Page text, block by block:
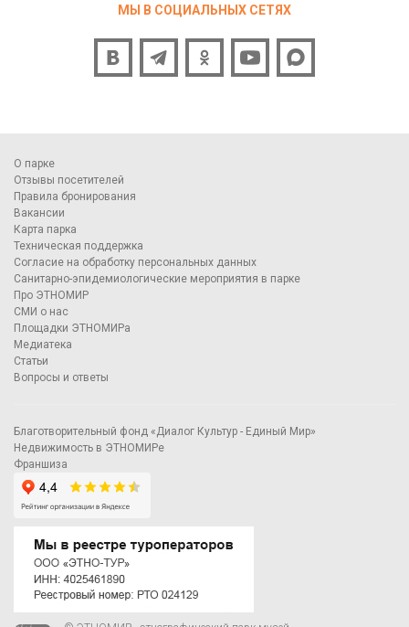
МЫ В СОЦИАЛЬНЫХ СЕТЯХ
О парке
Отзывы посетителей
Правила бронирования
Вакансии
Карта парка
Техническая поддержка
Согласие на обработку персональных данных
Санитарно-эпидемиологические мероприятия в парке
Про ЭТНОМИР
СМИ о нас
Площадки ЭТНОМИРа
Медиатека
Статьи
Вопросы и ответы
Благотворительный фонд «Диалог Культур - Единый Мир»
Недвижимость в ЭТНОМИРе
Франшиза